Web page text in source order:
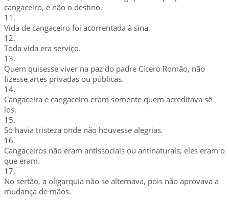
cangaceiro, e não o destino.
11.
Vida de cangaceiro foi acorrentada à sina.
12.
Toda vida era serviço.
13.
Quem quisesse viver na paz do padre Cícero Romão, não
fizesse artes privadas ou públicas.
14.
Cangaceira e cangaceiro eram somente quem acreditava sê-
los.
15.
Só havia tristeza onde não houvesse alegrias.
16.
Cangaceiros não eram antissociais ou antinaturais; eles eram o
que eram.
17.
No sertão, a oligarquia não se alternava, pois não aprovava a
mudança de mãos.